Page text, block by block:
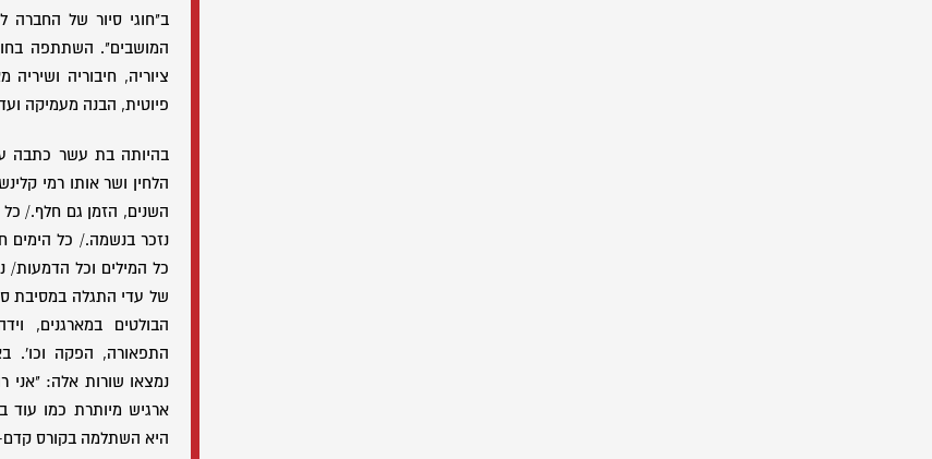
ב"חוגי סיור של החברה
המושבים". השתתפה
ציוריה, חיבוריה
פיוטית, הבנה מעמיקה
בהיותה בת עשר כתבה
הלחין ושר אותו רמי
השנים, הזמן גם חלף./ כל
נזכר בנשמה./ כל הימים
כל המילים וכל הדמעות/
של עדי התגלה במסיבת
הבולטים במארגנים,
התפאורה, הפקה וכו'.
נמצאו שורות אלה: "אני
ארגיש מיותרת כמו עוד
היא השתלמה בקורס